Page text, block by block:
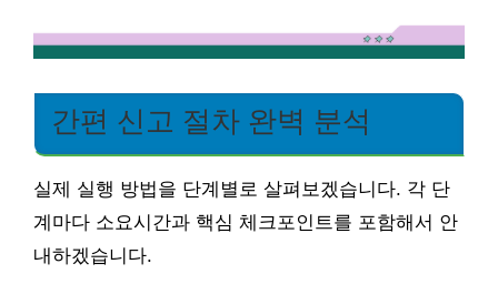
간편 신고 절차 완벽 분석
실제 실행 방법을 단계별로 살펴보겠습니다. 각 단
계마다 소요시간과 핵심 체크포인트를 포함해서 안
내하겠습니다.